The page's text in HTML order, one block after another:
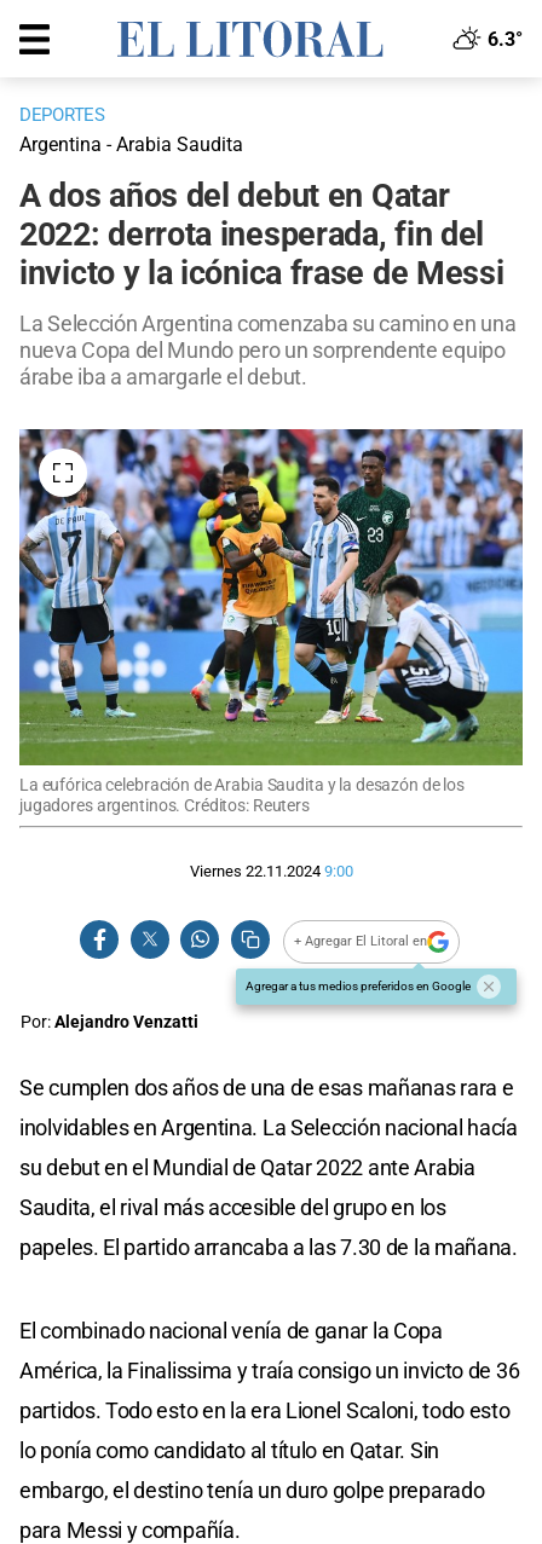
6.3°
DEPORTES
Argentina - Arabia Saudita
A dos años del debut en Qatar
2022: derrota inesperada, fin del
invicto y la icónica frase de Messi
La Selección Argentina comenzaba su camino en una
nueva Copa del Mundo pero un sorprendente equipo
árabe iba a amargarle el debut.
La eufórica celebración de Arabia Saudita y la desazón de los
jugadores argentinos. Créditos: Reuters
Viernes 22.11.2024 9:00
+ Agregar El Litoral en
Agregar a tus medios preferidos en Google
Por:Alejandro Venzatti
Se cumplen dos años de una de esas mañanas rara e
inolvidables en Argentina. La Selección nacional hacía
su debut en el Mundial de Qatar 2022 ante Arabia
Saudita, el rival más accesible del grupo en los
papeles. El partido arrancaba a las 7.30 de la mañana.
El combinado nacional venía de ganar la Copa
América, la Finalissima y traía consigo un invicto de 36
partidos. Todo esto en la era Lionel Scaloni, todo esto
lo ponía como candidato al título en Qatar. Sin
embargo, el destino tenía un duro golpe preparado
para Messi y compañía.